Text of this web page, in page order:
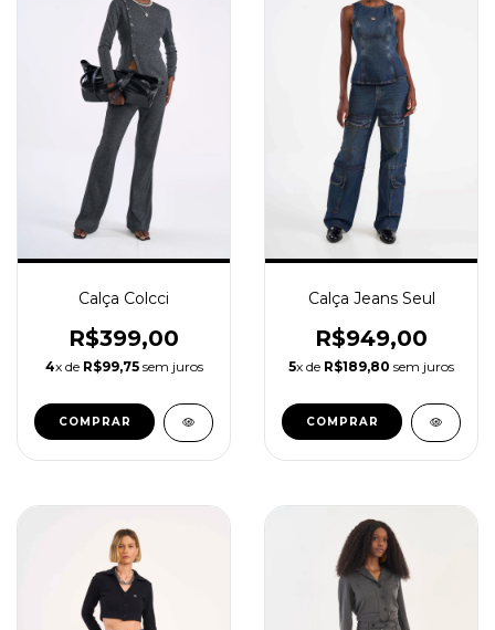
Calça Colcci
R$399,00
4x de R$99,75sem juros
COMPRAR
Calça Jeans Seul
R$949,00
5x de R$189,80 sem juros
COMPRAR